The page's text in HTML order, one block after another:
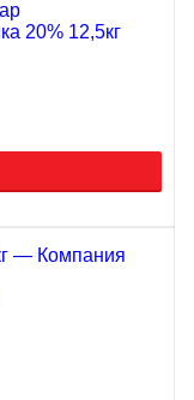
20% 12,5кг